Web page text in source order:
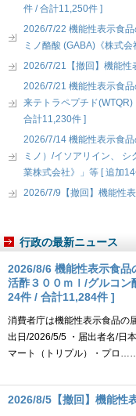
件 / 合計11,250件 ]
2026/7/22 機能性表示食
ミノ酪酸 (GABA)《株式
2026/7/21【撤回】機能性
2026/7/21 機能性表示食
来テトラペプチド
合計11,230件 ]
2026/7/14 機能性表示食
ミノ）/イソアリイン、
業株式会社》」等 [ 追加
2026/7/9【撤回】機能性
行政の最新ニュース
2026/8/6 機能性表示食品
活酢３００ｍｌ/グルコ
24件 / 合計11,284件 ]
消費者庁は機能性表示食品の
出日/2026/5/5 ・届出者名/日
マート（トリプル）・プロ
2026/8/5【撤回】機能性